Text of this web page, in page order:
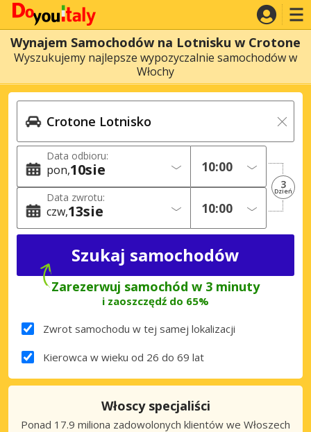
Wynajem Samochodów na Lotnisku w Crotone
Wyszukujemy najlepsze wypozyczalnie samochodów w
Włochy
Data odbioru:
pon 10sie
Data zwrotu:
czw 13sie
3
Dzień
Zarezerwuj samochód w 3 minuty
i zaoszczędź do 65%
Zwrot samochodu w tej samej lokalizacji
Kierowca w wieku od 26 do 69 lat
Włoscy specjaliści
Ponad 17.9 miliona zadowolonych klientów we Włoszech